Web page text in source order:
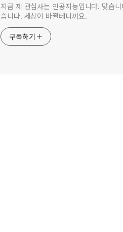
지금 제 관심사는 인공지능입니다. 맞습
습니다. 세상이 바뀔테니까요.
구독하기